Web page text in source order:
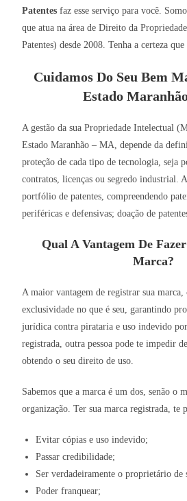
Patentes faz esse serviço para você.
que atua na área de Direito da
Patentes) desde 2008. Tenha a certeza
Cuidamos Do Seu Bem
Estado
A gestão da sua Propriedade Intelectual
Estado Maranhão – MA, depende da
proteção de cada tipo de tecnologia, seja
contratos, licenças ou segredo industrial.
portfólio de patentes, compreendendo
periféricas e defensivas; doação de
Qual A Vantagem De
Marca?
A maior vantagem de registrar sua
exclusividade no que é seu, garantindo
jurídica contra pirataria e uso indevido
registrada, outra pessoa pode te impedir
obtendo o seu direito de uso.
Sabemos que a marca é um dos, senão o
organização. Ter sua marca registrada, te
Evitar cópias e uso indevido;
Passar credibilidade;
Ser verdadeiramente o proprietário de
Poder franquear;